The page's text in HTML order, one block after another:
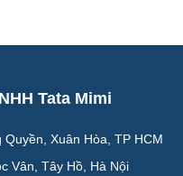
Tata Mimi
Quyền, Xuân Hòa, TP HCM
Vân, Tây Hồ, Hà Nội